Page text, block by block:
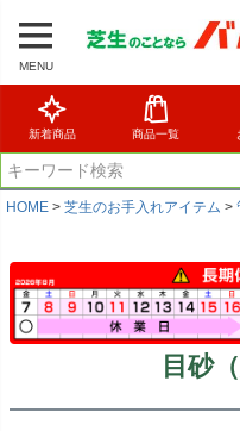
MENU
新着商品 商品一覧
HOME 芝生のお手入れアイテム
目砂